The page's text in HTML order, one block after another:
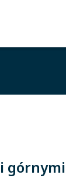
górnymi